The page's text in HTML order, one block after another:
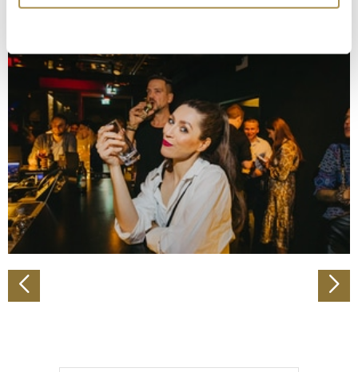
erfassen, welche bis auf einige Meter genau sein
bestimmten Merkmalen (Fingerprinting) identifizieren
Erfahren Sie mehr darüber, wie Ihre persönlichen Daten
verarbeitet werden, und legen Sie Ihre Präferenzen im
Abschnitt Einzelheitenfest.
Wir verwenden Cookies, um Inhalte und Anzeigen zu
personalisieren, Funktionen für soziale Medien anbieten
zu können und die Zugriffe auf unsere Website zu
analysieren. Außerdem geben wir Informationen zu Ihrer
Verwendung unserer Website an unsere Partner für
Partner führen diese Informationen möglicherweise mit
weiteren Daten zusammen, die Sie ihnen bereitgestellt